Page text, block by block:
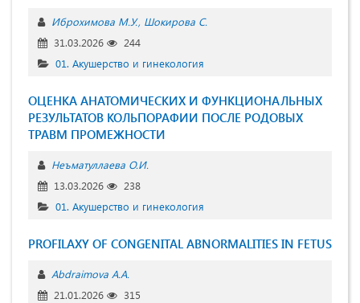
Иброхимова М.У. Шокирова С.
31.03.2026
244
01. Акушерство и гинекология
ОЦЕНКА АНАТОМИЧЕСКИХ И ФУНКЦИОНАЛЬНЫХ
РЕЗУЛЬТАТОВ КОЛЬПОРАФИИ ПОСЛЕ РОДОВЫХ
ТРАВМ ПРОМЕЖНОСТИ
Неъматуллаева О.И.
13.03.2026
238
01. Акушерство и гинекология
PROFILAXY OF CONGENITAL ABNORMALITIES IN FETUS
Abdraimova A.A.
21.01.2026
315